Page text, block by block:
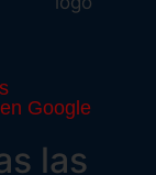
Google
las